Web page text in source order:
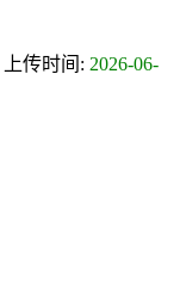
上传时间: 2026-06-